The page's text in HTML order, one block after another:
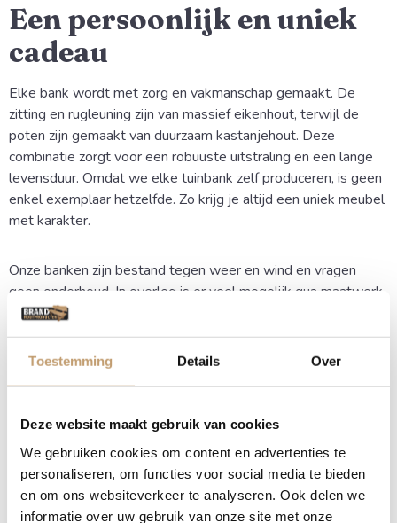
Toestemming Details Over
Deze website maakt gebruik van cookies
We gebruiken cookies om content en advertenties te
personaliseren, om functies voor social media te bieden
en om ons websiteverkeer te analyseren. Ook delen we
informatie over uw gebruik van onze site met onze
Een persoonlijk en uniek
cadeau
Elke bank wordt met zorg en vakmanschap gemaakt. De
zitting en rugleuning zijn van massief eikenhout, terwijl de
poten zijn gemaakt van duurzaam kastanjehout. Deze
combinatie zorgt voor een robuuste uitstraling en een lange
levensduur. Omdat we elke tuinbank zelf produceren, is geen
enkel exemplaar hetzelfde. Zo krijg je altijd een uniek meubel
met karakter.
Onze banken zijn bestand tegen weer en wind en vragen
geen onderhoud. In overleg is er veel mogelijk qua maatwerk
in afmetingen en uitvoering.
Geef je tuinbank een
persoonlijke touch
Wil je een tuinbank cadeau doen met een persoonlijke
boodschap?
Wij maken jouw bank extra bijzonder door er een